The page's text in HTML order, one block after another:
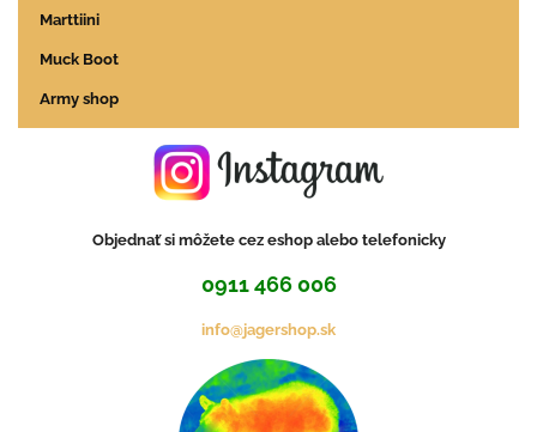
Marttiini
Muck Boot
Army shop
Objednať si môžete cez eshop alebo telefonicky
0911 466 006
info@jagershop.sk